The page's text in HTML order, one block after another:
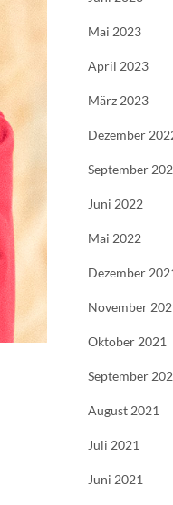
Mai 2023
April 2023
März 2023
Dezember
September
Juni 2022
Mai 2022
Dezember
November
Oktober 2021
September
August 2021
Juli 2021
Juni 2021